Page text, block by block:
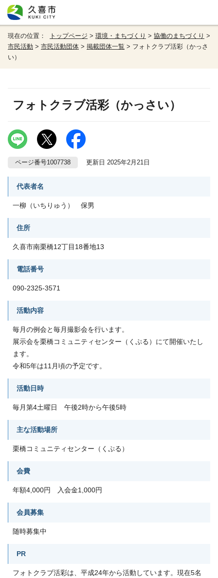
現在の位置： トップページ > 環境・まちづくり > 協働のまちづくり >
市民活動 > 市民活動団体 > 掲載団体一覧 > フォトクラブ活彩（かっさ
い）
フォトクラブ活彩（かっさい）
ページ番号1007738 更新日 2025年2月21日
代表者名
一柳（いちりゅう） 保男
住所
久喜市南栗橋12丁目18番地13
電話番号
090-2325-3571
活動内容
毎月の例会と毎月撮影会を行います。
展示会を栗橋コミュニティセンター（くぷる）にて開催いたし
ます。
令和5年は11月頃の予定です。
活動日時
毎月第4土曜日 午後2時から午後5時
主な活動場所
栗橋コミュニティセンター（くぷる）
会費
年額4,000円 入会金1,000円
会員募集
随時募集中
PR
フォトクラブ活彩は、平成24年から活動しています。現在5名